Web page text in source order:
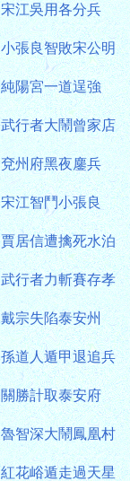
宋江吳用各分兵
小張良智敗宋公明
純陽宮一道逞強
武行者大鬧曾家店
兗州府黑夜鏖兵
宋江智鬥小張良
賈居信遭擒死水泊
武行者力斬賽存孝
戴宗失陷泰安州
孫道人遁甲退追兵
關勝計取泰安府
魯智深大鬧鳳凰村
紅花峪遁走過天星